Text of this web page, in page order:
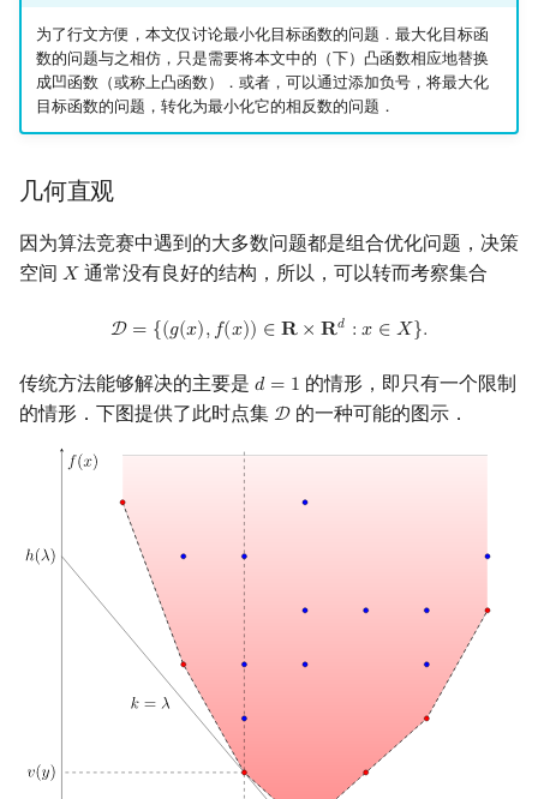
Meissel–Lehmer 算法
连分数
Stern–Brocot 树与 Farey
Pell 方程
支配树
图上随机游走
为了行文方便，本文仅讨论最小化目标函数的问题．最大化目标函
数的问题与之相仿，只是需要将本文中的（下）凸函数相应地替换
成凹函数（或称上凸函数）．或者，可以通过添加负号，将最大化
目标函数的问题，转化为最小化它的相反数的问题．
几何直观
因为算法竞赛中遇到的大多数问题都是组合优化问题，决策
空间 𝑋
X 通常没有良好的结构，所以，可以转而考察集合
D = {(𝑔(𝑥),𝑓(𝑥)) ∈ 𝐑 × 𝐑𝑑 : 𝑥 ∈ 𝑋}.
D={(g x),f(x) ∈ R× R d:x∈ X}
传统方法能够解决的主要是 𝑑 = 1
d =1
的情形，即只有一个限制
的情形．下图提供了此时点集 D
D 的一种可能的图示．